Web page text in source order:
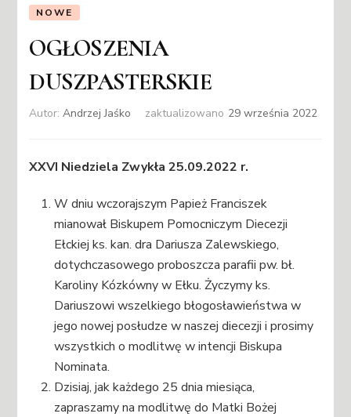
NOWE
OGŁOSZENIA
DUSZPASTERSKIE
Autor:Andrzej Jaśko zaktualizowano 29 września 2022
XXVI Niedziela Zwykła 25.09.2022 r.
W dniu wczorajszym Papież Franciszek
mianował Biskupem Pomocniczym Diecezji
Ełckiej ks. kan. dra Dariusza Zalewskiego,
dotychczasowego proboszcza parafii pw. bł.
Karoliny Kózkówny w Ełku. Życzymy ks.
Dariuszowi wszelkiego błogosławieństwa w
jego nowej posłudze w naszej diecezji i prosimy
wszystkich o modlitwę w intencji Biskupa
Nominata.
Dzisiaj, jak każdego 25 dnia miesiąca,
zapraszamy na modlitwę do Matki Bożej